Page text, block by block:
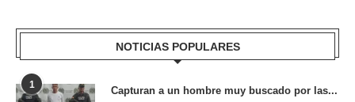
NOTICIAS POPULARES
1 Capturan a un hombre muy buscado por las...